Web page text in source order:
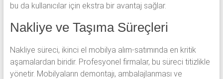
bu da kullanıcılar için ekstra bir avantaj sağlar.
Nakliye ve Taşıma Süreçleri
Nakliye süreci, ikinci el mobilya alım-satımında en kritik
aşamalardan biridir. Profesyonel firmalar, bu süreci titizlikle
yönetir. Mobilyaların demontajı, ambalajlanması ve